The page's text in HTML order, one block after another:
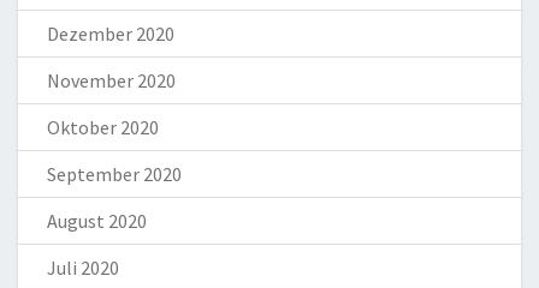
Dezember 2020
November 2020
Oktober 2020
September 2020
August 2020
Juli 2020